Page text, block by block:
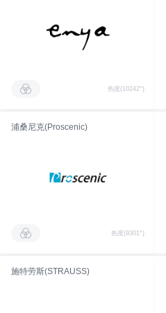
热度(10242°)
浦桑尼克(Proscenic)
热度(9301°)
施特劳斯(STRAUSS)